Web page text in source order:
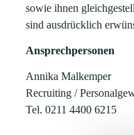
sowie ihnen
sind ausdrücklich
Ansprechpersonen
Annika Malkemper
Recruiting /
Tel. 0211 4400 6215